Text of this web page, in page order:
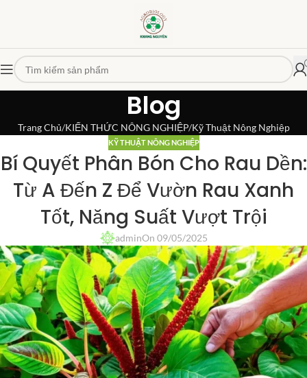
Blog
Trang Chủ KIẾN THỨC NÔNG NGHIỆP Kỹ Thuật Nông Nghiệp
KỸ THUẬT NÔNG NGHIỆP
Bí Quyết Phân Bón Cho Rau Dền:
Từ A Đến Z Để Vườn Rau Xanh
Tốt, Năng Suất Vượt Trội
adminOn 09/05/2025